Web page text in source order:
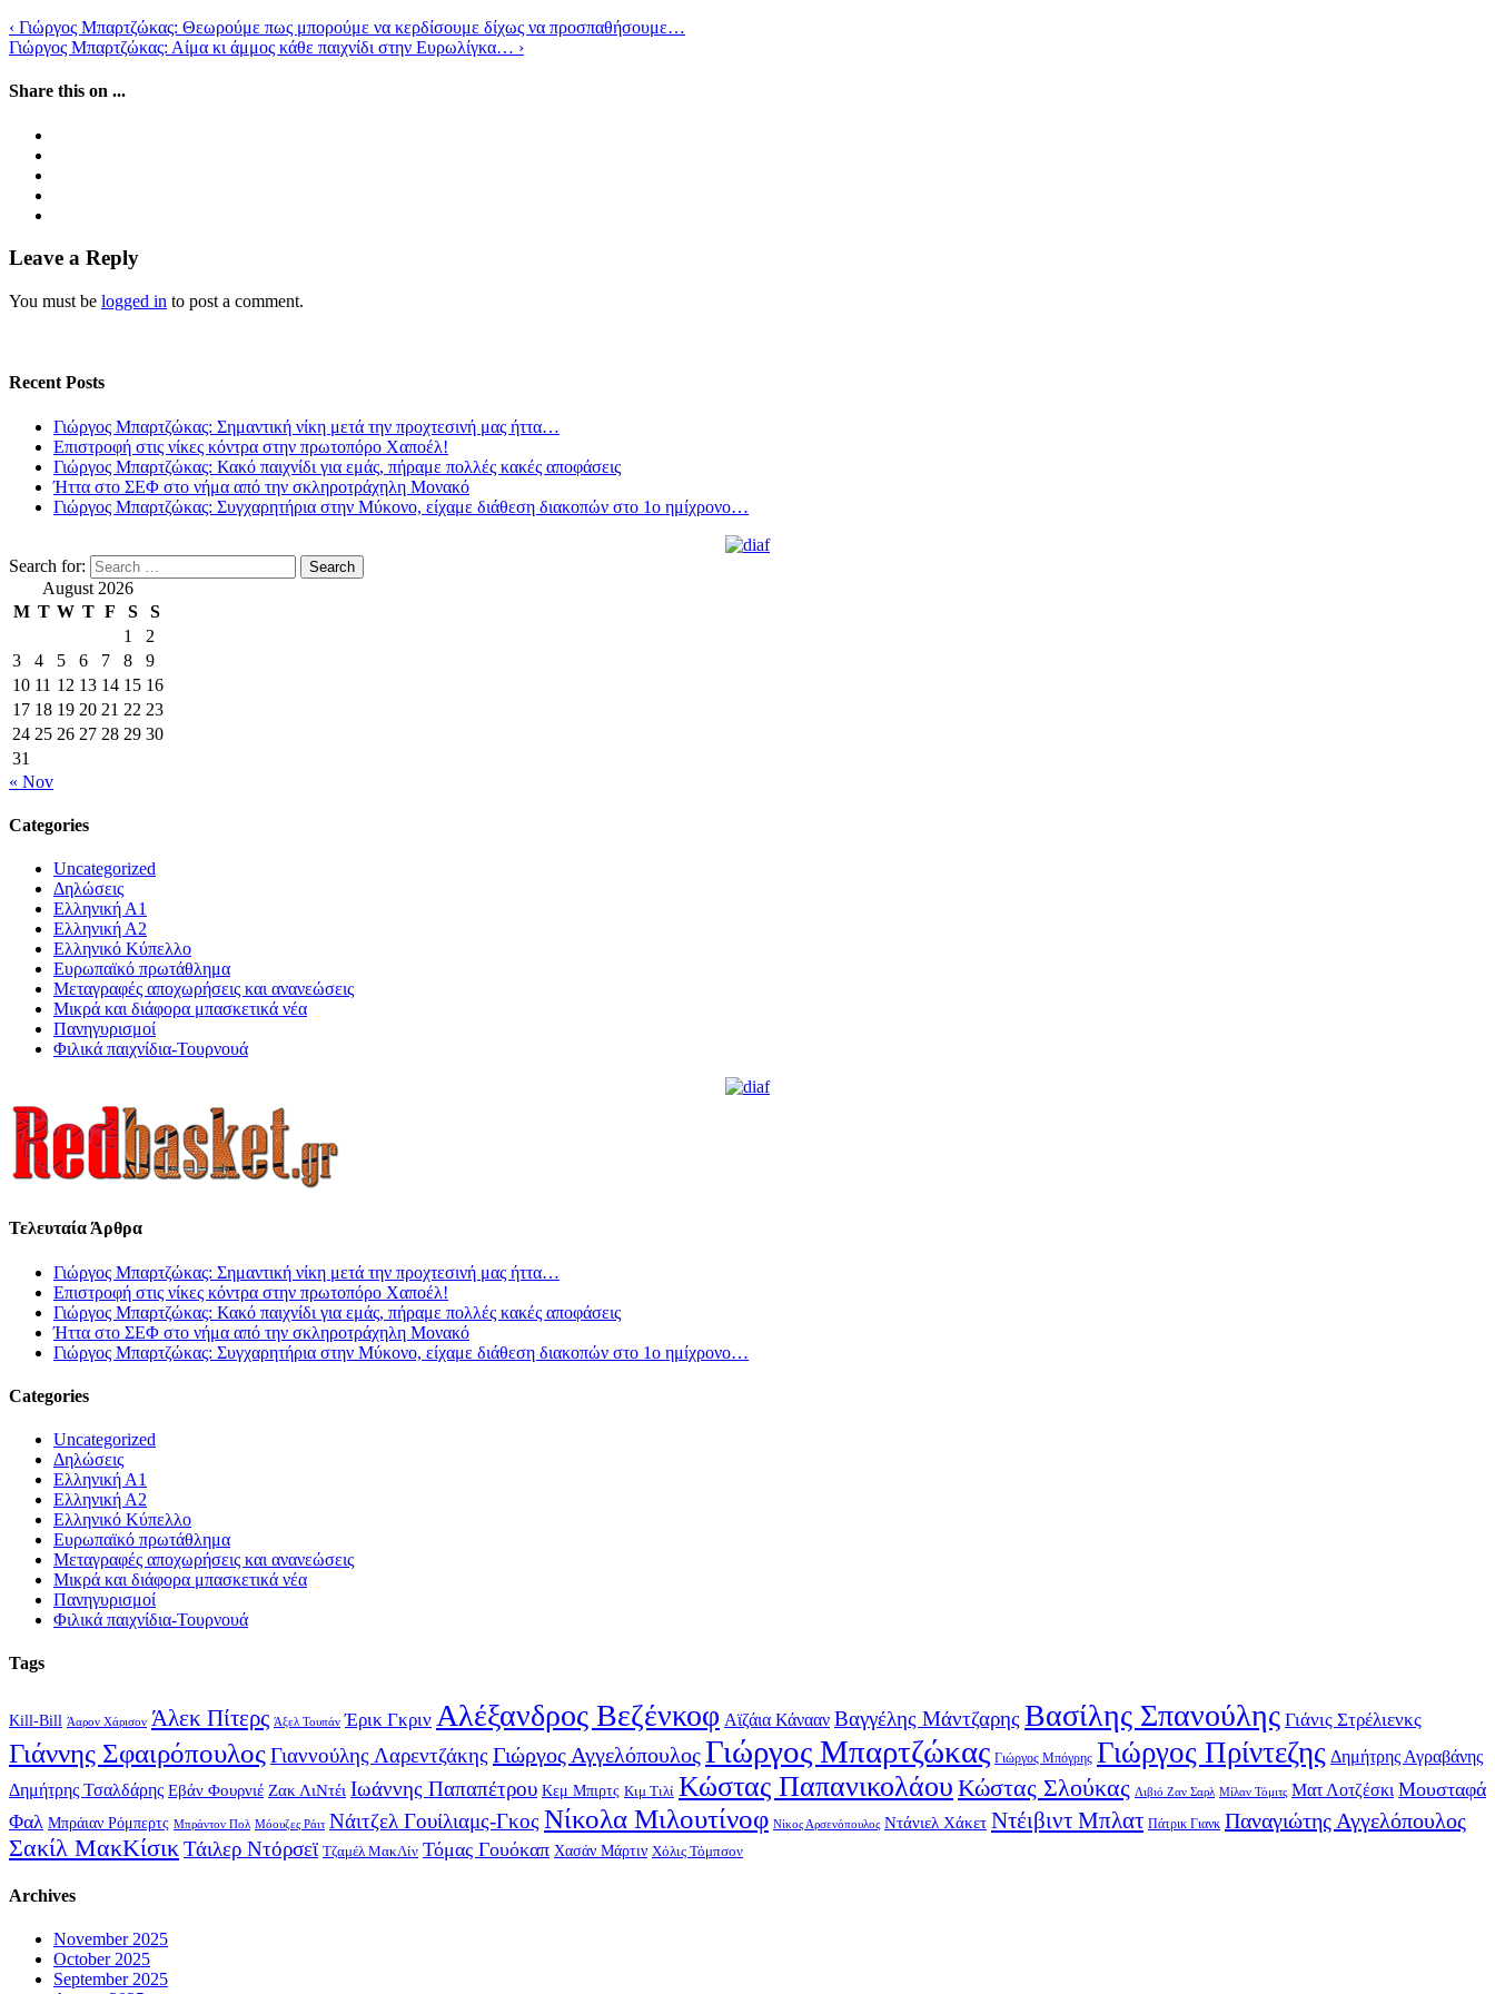
‹ Γιώργος Μπαρτζώκας: Θεωρούμε πως μπορούμε να κερδίσουμε δίχως να προσπαθήσουμε…
Γιώργος Μπαρτζώκας: Αίμα κι άμμος κάθε παιχνίδι στην Ευρωλίγκα… ›
Share this on ...
Leave a Reply
You must be logged in to post a comment.
Recent Posts
Γιώργος Μπαρτζώκας: Σημαντική νίκη μετά την προχτεσινή μας ήττα…
Επιστροφή στις νίκες κόντρα στην πρωτοπόρο Χαποέλ!
Γιώργος Μπαρτζώκας: Κακό παιχνίδι για εμάς, πήραμε πολλές κακές αποφάσεις
Ήττα στο ΣΕΦ στο νήμα από την σκληροτράχηλη Μονακό
Γιώργος Μπαρτζώκας: Συγχαρητήρια στην Μύκονο, είχαμε διάθεση διακοπών στο 1ο ημίχρονο…
Search for:
August 2026
M T W T F S
S
1
2
3
4 5 6 7 8
9
10 11 12 13 14 15 16
17 18 19 20 21 22 23
24 25 26 27 28 29 30
31
« Nov
Categories
Uncategorized
Δηλώσεις
Ελληνική Α1
Ελληνική Α2
Ελληνικό Κύπελλο
Ευρωπαϊκό πρωτάθλημα
Μεταγραφές αποχωρήσεις και ανανεώσεις
Μικρά και διάφορα μπασκετικά νέα
Πανηγυρισμοί
Φιλικά παιχνίδια-Τουρνουά
Τελευταία Άρθρα
Γιώργος Μπαρτζώκας: Σημαντική νίκη μετά την προχτεσινή μας ήττα…
Επιστροφή στις νίκες κόντρα στην πρωτοπόρο Χαποέλ!
Γιώργος Μπαρτζώκας: Κακό παιχνίδι για εμάς, πήραμε πολλές κακές αποφάσεις
Ήττα στο ΣΕΦ στο νήμα από την σκληροτράχηλη Μονακό
Γιώργος Μπαρτζώκας: Συγχαρητήρια στην Μύκονο, είχαμε διάθεση διακοπών στο 1ο ημίχρονο…
Categories
Uncategorized
Δηλώσεις
Ελληνική Α1
Ελληνική Α2
Ελληνικό Κύπελλο
Ευρωπαϊκό πρωτάθλημα
Μεταγραφές αποχωρήσεις και ανανεώσεις
Μικρά και διάφορα μπασκετικά νέα
Πανηγυρισμοί
Φιλικά παιχνίδια-Τουρνουά
Tags
Kill-Bill Άαρον Χάρισον Άλεκ Πίτερς Άξελ Τουπάν Έρικ Γκριν Αλέξανδρος Βεζένκοφ Αϊζάια Κάνααν Βαγγέλης Μάντζαρης Βασίλης Σπανούλης Γιάνις Στρέλιενκς
Γιάννης ΣφαιρόπουλοςΓιαννούλης Λαρεντζάκης Γιώργος ΑγγελόπουλοςΓιώργος Μπαρτζώκας Γιώργος Μπόγρης Γιώργος Πρίντεζης Δημήτρης Αγραβάνης
Δημήτρης Τσαλδάρης Εβάν Φουρνιέ Ζακ ΛιΝτέι Ιωάννης Παπαπέτρου Κεμ Μπιρτς Κιμ Τιλί Κώστας Παπανικολάου Κώστας Σλούκας Λιβιό Ζαν Σαρλ Μίλαν Τόμιτς Ματ Λοτζέσκι Μουσταφά
Φαλ Μπράιαν Ρόμπερτς Μπράντον Πολ Μόουζες Ράιτ Νάιτζελ Γουίλιαμς-Γκος Νίκολα Μιλουτίνοφ Νίκος Αρσενόπουλος Ντάνιελ Χάκετ Ντέιβιντ Μπλατ Πάτρικ Γιανκ Παναγιώτης Αγγελόπουλος
Σακίλ ΜακΚίσικ Τάιλερ Ντόρσεϊ Τζαμέλ ΜακΛίν Τόμας Γουόκαπ Χασάν Μάρτιν Χόλις Τόμπσον
Archives
November 2025
October 2025
September 2025